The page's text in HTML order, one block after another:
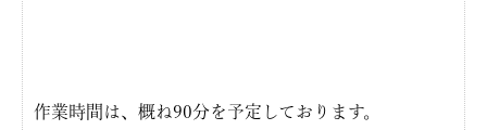
作業時間は、概ね90分を予定しております。